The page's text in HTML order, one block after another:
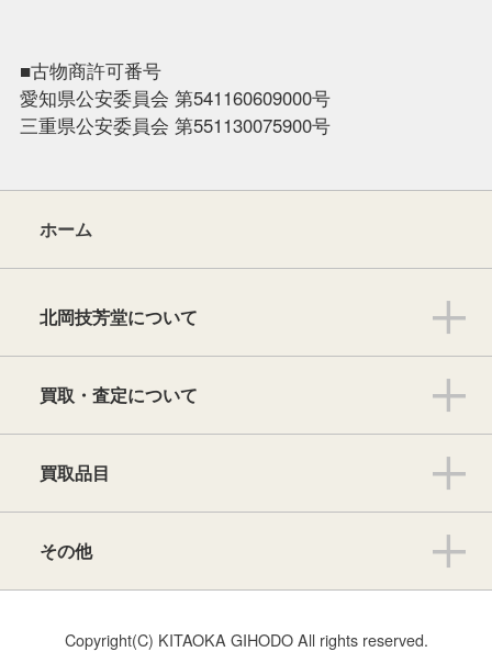
■古物商許可番号
愛知県公安委員会 第541160609000号
三重県公安委員会 第551130075900号
ホーム
北岡技芳堂について
買取・査定について
買取品目
その他
Copyright(C) KITAOKA GIHODO All rights reserved.